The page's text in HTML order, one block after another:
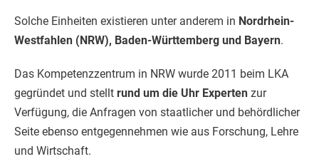
Solche Einheiten existieren unter anderem in Nordrhein-
Westfahlen (NRW), Baden-Württemberg und Bayern.
Das Kompetenzzentrum in NRW wurde 2011 beim LKA
gegründet und stellt rund um die Uhr Experten zur
Verfügung, die Anfragen von staatlicher und behördlicher
Seite ebenso entgegennehmen wie aus Forschung, Lehre
und Wirtschaft.